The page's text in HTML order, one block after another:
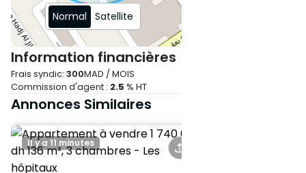
Contactez-nous pour plus
d’informations ou pour
organiser une visite.
Normal Satellite
Information financières
Frais syndic: 300MAD / MOIS
Commission d'agent : 2.5 % HT
Annonces Similaires
Il y a 11 minutes